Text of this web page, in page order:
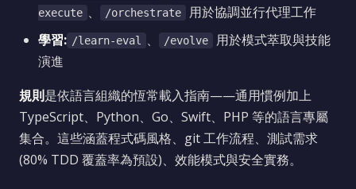
execute 、 /orchestrate
用於協調並行代理工作
學習: /learn-eval 、 /evolve
用於模式萃取與技能
演進
規則是依語言組織的恆常載入指南——通用慣例加上
TypeScript、Python、Go、Swift、PHP 等的語言專屬
集合。這些涵蓋程式碼風格、git 工作流程、測試需求
(80% TDD 覆蓋率為預設)、效能模式與安全實務。